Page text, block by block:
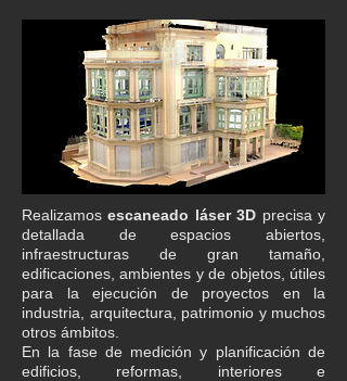
Realizamosescaneado láser 3D precisa y
detallada de espacios abiertos,
infraestructuras de gran tamaño,
edificaciones, ambientes y de objetos, útiles
para la ejecución de proyectos en la
industria, arquitectura, patrimonio y muchos
otros ámbitos.
En la fase de medición y planificación de
edificios, reformas, interiores e